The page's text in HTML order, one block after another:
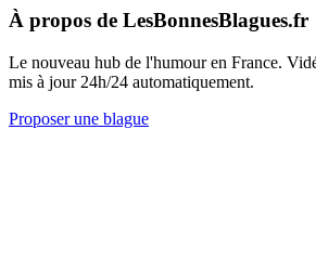
À propos de LesBonnesBlagues.fr
Le nouveau hub de l'humour en France.
mis à jour 24h/24 automatiquement.
Proposer une blague